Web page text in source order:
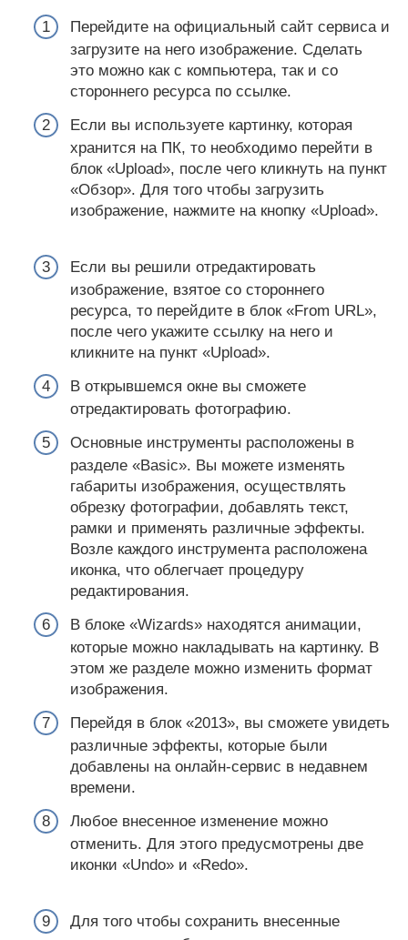
Перейдите на официальный сайт сервиса и
загрузите на него изображение. Сделать
это можно как с компьютера, так и со
стороннего ресурса по ссылке.
Если вы используете картинку, которая
хранится на ПК, то необходимо перейти в
блок «Upload», после чего кликнуть на пункт
«Обзор». Для того чтобы загрузить
изображение, нажмите на кнопку «Upload».
Если вы решили отредактировать
изображение, взятое со стороннего
ресурса, то перейдите в блок «From URL»,
после чего укажите ссылку на него и
кликните на пункт «Upload».
В открывшемся окне вы сможете
отредактировать фотографию.
Основные инструменты расположены в
разделе «Basic». Вы можете изменять
габариты изображения, осуществлять
обрезку фотографии, добавлять текст,
рамки и применять различные эффекты.
Возле каждого инструмента расположена
иконка, что облегчает процедуру
редактирования.
В блоке «Wizards» находятся анимации,
которые можно накладывать на картинку. В
этом же разделе можно изменить формат
изображения.
Перейдя в блок «2013», вы сможете увидеть
различные эффекты, которые были
добавлены на онлайн-сервис в недавнем
времени.
Любое внесенное изменение можно
отменить. Для этого предусмотрены две
иконки «Undo» и «Redo».
Для того чтобы сохранить внесенные